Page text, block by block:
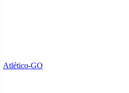
Atlético-GO